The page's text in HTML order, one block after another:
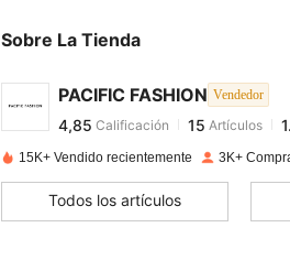
Sobre La Tienda
PACIFIC FASHION Vendedor
4,85
Artículos
i***spagadoHace 1 día
15K+ Vendido recientemente 3K+
Todos los artículos